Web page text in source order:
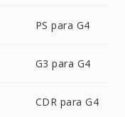
PS para G4
G3 para G4
CDR para G4